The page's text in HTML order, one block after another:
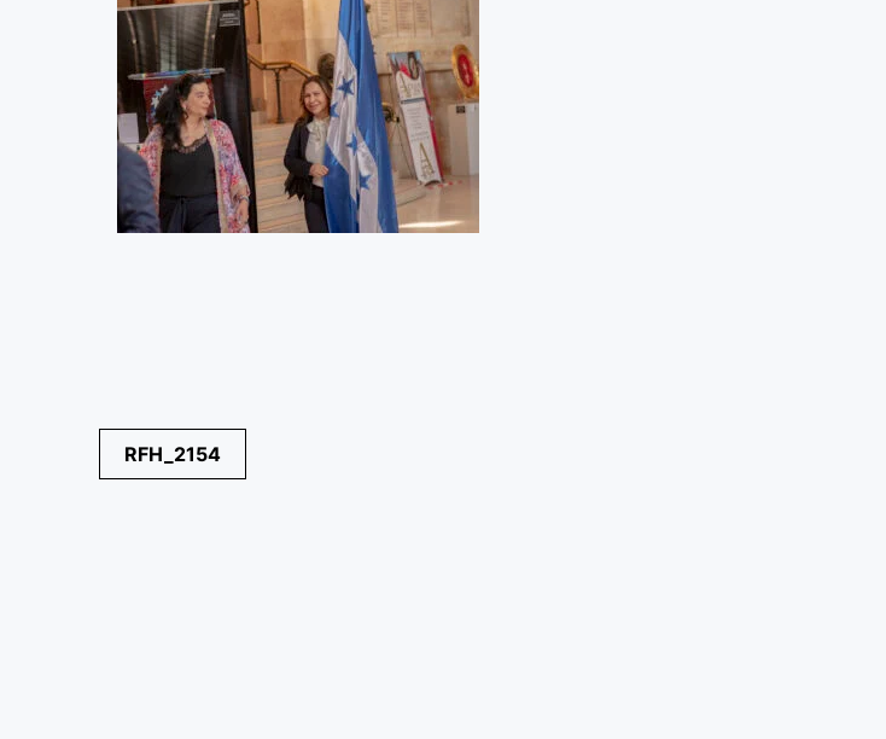
Navegación
de
RFH_2154